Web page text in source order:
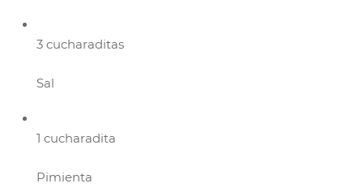
3 cucharaditas
Sal
1 cucharadita
Pimienta